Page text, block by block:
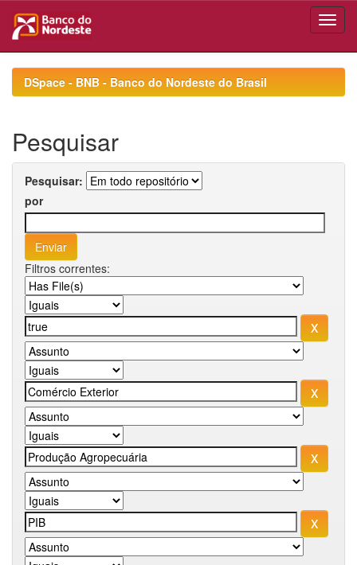
navigationDSpace - BNB - Banco do Nordeste do Brasil
Pesquisar
Pesquisar:
por
Filtros correntes: